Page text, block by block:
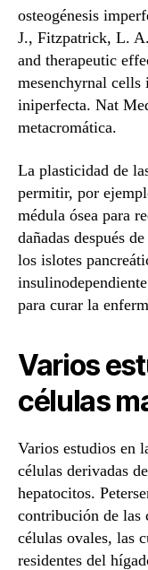
osteogénesis
J., Fitzpatrick, L.
and therapeutic
mesenchyrnal
iniperfecta. Nat
metacromática.
La plasticidad de
permitir, por
médula ósea para
dañadas después
los islotes
para curar la
Varios
células
Varios estudios en
células derivadas
hepatocitos.
contribución de las
células ovales, las
residentes del